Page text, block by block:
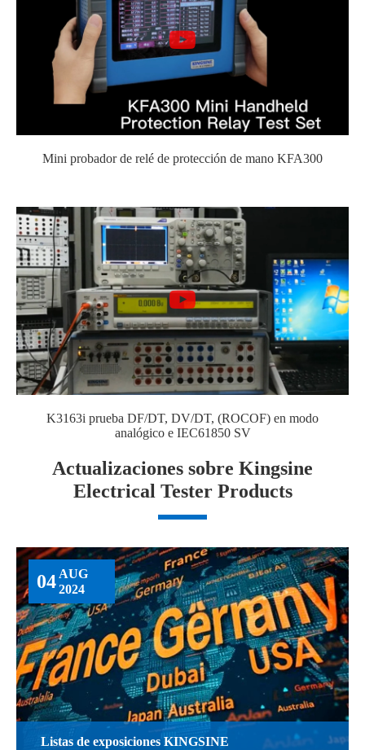
Mini probador de relé de protección de mano KFA300
K3163i prueba DF/DT, DV/DT, (ROCOF) en modo
analógico e IEC61850 SV
Actualizaciones sobre Kingsine
Electrical Tester Products
Listas de exposiciones KINGSINE
04 AUG
2024